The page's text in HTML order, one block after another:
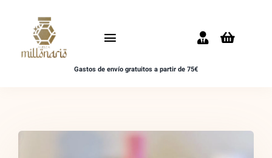
contenido
Toggle
Navigation
Gastos de envío gratuitos a partir de 75€